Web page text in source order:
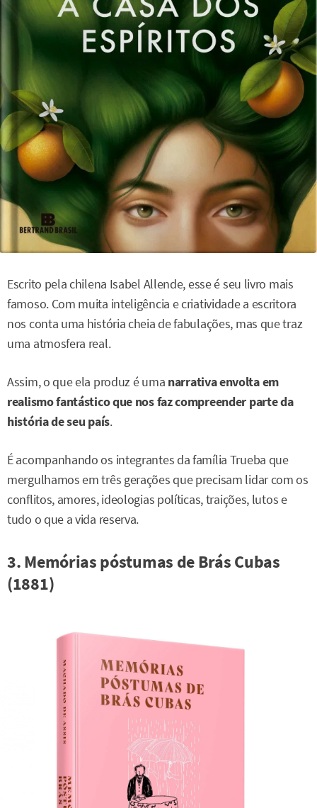
Escrito pela chilena Isabel Allende, esse é seu livro mais
famoso. Com muita inteligência e criatividade a escritora
nos conta uma história cheia de fabulações, mas que traz
uma atmosfera real.
Assim, o que ela produz é uma narrativa envolta em
realismo fantástico que nos faz compreender parte da
história de seu país.
É acompanhando os integrantes da família Trueba que
mergulhamos em três gerações que precisam lidar com os
conflitos, amores, ideologias políticas, traições, lutos e
tudo o que a vida reserva.
3. Memórias póstumas de Brás Cubas
(1881)